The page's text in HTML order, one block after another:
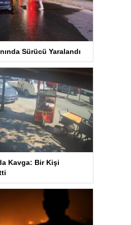
Sürücü Yaralandı
Kavga: Bir Kişi